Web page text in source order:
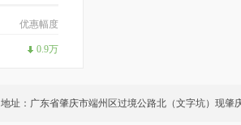
优惠幅度
0.9万
地址：广东省肇庆市端州区过境公路北（文字坑）现肇